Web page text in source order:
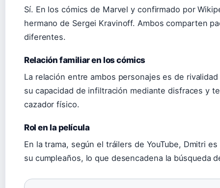
Sí. En los cómics de Marvel y confirmado por
hermano de Sergei Kravinoff. Ambos comparten
diferentes.
Relación familiar en los cómics
La relación entre ambos personajes es de
su capacidad de infiltración mediante disfraces y
cazador físico.
Rol en la película
En la trama, según el tráilers de YouTube, Dmitri
su cumpleaños, lo que desencadena la búsqueda